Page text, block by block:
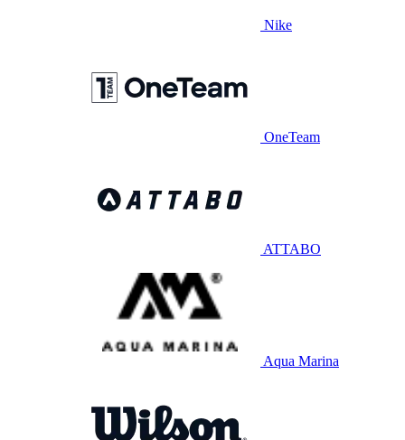
Nike
OneTeam
ATTABO
Aqua Marina